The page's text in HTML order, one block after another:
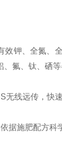
钾、全氮、全
氟、钛、硒等
线远传，快速
施肥配方科